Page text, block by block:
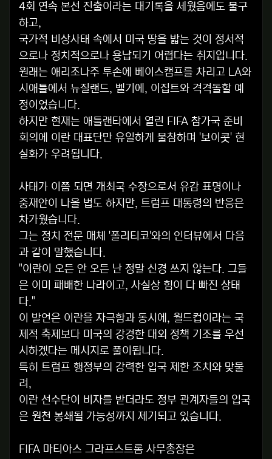
4회 연속 본선 진출이라는 대기록을 세웠음에도 불구
하고,
국가적 비상사태 속에서 미국 땅을 밟는 것이 정서적
으로나 정치적으로나 용납되기 어렵다는 취지입니다.
원래는 애리조나주 투손에 베이스캠프를 차리고 LA와
시애틀에서 뉴질랜드, 벨기에, 이집트와 격격돌할 예
정이었습니다.
하지만 현재는 애틀랜타에서 열린 FIFA 참가국 준비
회의에 이란 대표단만 유일하게 불참하며 '보이콧' 현
실화가 우려됩니다.
사태가 이쯤 되면 개최국 수장으로서 유감 표명이나
중재안이 나올 법도 하지만, 트럼프 대통령의 반응은
차가웠습니다.
그는 정치 전문 매체 '폴리티코'와의 인터뷰에서 다음
과 같이 말했습니다.
"이란이 오든 안 오든 난 정말 신경 쓰지 않는다. 그들
은 이미 패배한 나라이고, 사실상 힘이 다 빠진 상태
다."
이 발언은 이란을 자극함과 동시에, 월드컵이라는 국
제적 축제보다 미국의 강경한 대외 정책 기조를 우선
시하겠다는 메시지로 풀이됩니다.
특히 트럼프 행정부의 강력한 입국 제한 조치와 맞물
려,
이란 선수단이 비자를 받더라도 정부 관계자들의 입국
은 원천 봉쇄될 가능성까지 제기되고 있습니다.
FIFA 마티아스 그라프스트롬 사무총장은